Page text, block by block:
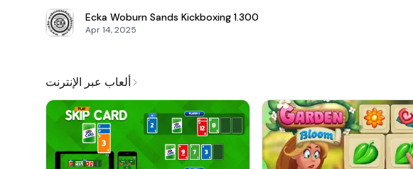
Ecka Woburn Sands Kickboxing 1.300
Apr 14, 2025
ألعاب عبر الإنترنت